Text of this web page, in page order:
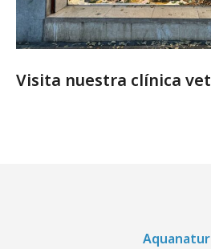
Visita nuestra clínica